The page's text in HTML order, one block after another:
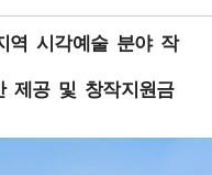
역 시각예술 분야 작
제공 및 창작지원금